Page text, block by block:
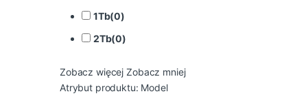
1Tb(0)
2Tb(0)
Zobacz więcej Zobacz mniej
Atrybut produktu: Model